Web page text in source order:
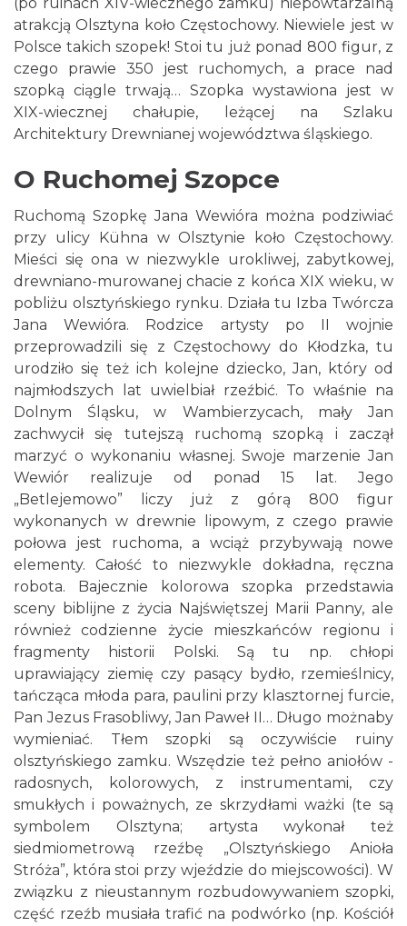
atrakcją Olsztyna koło Częstochowy. Niewiele jest w
Polsce takich szopek! Stoi tu już ponad 800 figur, z
czego prawie 350 jest ruchomych, a prace nad
szopką ciągle trwają… Szopka wystawiona jest w
XIX-wiecznej chałupie, leżącej na Szlaku
Architektury Drewnianej województwa śląskiego.
O Ruchomej Szopce
Ruchomą Szopkę Jana Wewióra można podziwiać
przy ulicy Kühna w Olsztynie koło Częstochowy.
Mieści się ona w niezwykle urokliwej, zabytkowej,
drewniano-murowanej chacie z końca XIX wieku, w
pobliżu olsztyńskiego rynku. Działa tu Izba Twórcza
Jana Wewióra. Rodzice artysty po II wojnie
przeprowadzili się z Częstochowy do Kłodzka, tu
urodziło się też ich kolejne dziecko, Jan, który od
najmłodszych lat uwielbiał rzeźbić. To właśnie na
Dolnym Śląsku, w Wambierzycach, mały Jan
zachwycił się tutejszą ruchomą szopką i zaczął
marzyć o wykonaniu własnej. Swoje marzenie Jan
Wewiór realizuje od ponad 15 lat. Jego
„Betlejemowo” liczy już z górą 800 figur
wykonanych w drewnie lipowym, z czego prawie
połowa jest ruchoma, a wciąż przybywają nowe
elementy. Całość to niezwykle dokładna, ręczna
robota. Bajecznie kolorowa szopka przedstawia
sceny biblijne z życia Najświętszej Marii Panny, ale
również codzienne życie mieszkańców regionu i
fragmenty historii Polski. Są tu np. chłopi
uprawiający ziemię czy pasący bydło, rzemieślnicy,
tańcząca młoda para, paulini przy klasztornej furcie,
Pan Jezus Frasobliwy, Jan Paweł II… Długo możnaby
wymieniać. Tłem szopki są oczywiście ruiny
olsztyńskiego zamku. Wszędzie też pełno aniołów -
radosnych, kolorowych, z instrumentami, czy
smukłych i poważnych, ze skrzydłami ważki (te są
symbolem Olsztyna; artysta wykonał też
siedmiometrową rzeźbę „Olsztyńskiego Anioła
Stróża”, która stoi przy wjeździe do miejscowości). W
związku z nieustannym rozbudowywaniem szopki,
część rzeźb musiała trafić na podwórko (np. Kościół